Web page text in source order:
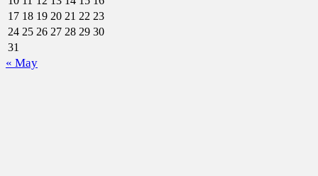
17 18 19 20 21 22 23
24 25 26 27 28 29 30
31
« May